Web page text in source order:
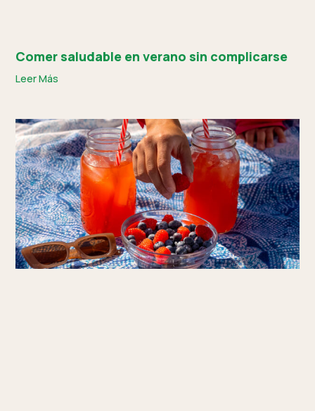
Comer saludable en verano sin complicarse
Leer Más